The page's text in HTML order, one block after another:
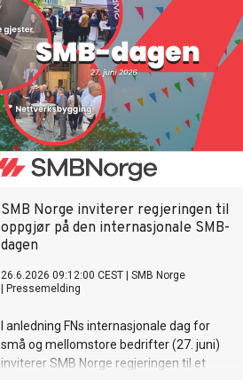
SMB Norge inviterer regjeringen til
oppgjør på den internasjonale SMB-
dagen
26.6.2026 09:12:00 CEST
SMB Norge
Pressemelding
I anledning FNs internasjonale dag for
små og mellomstore bedrifter (27. juni)
inviterer SMB Norge regjeringen til et